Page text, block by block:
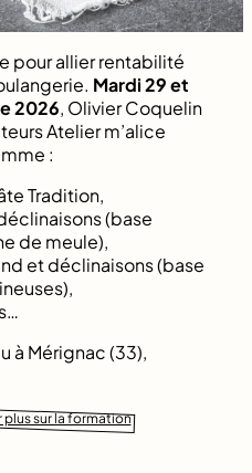
pour allier rentabilité
Mardi 29 et
2026, Olivier Coquelin
Atelier m’alice
:
Tradition,
(base
de meule),
et déclinaisons (base
à Mérignac (33),
plus sur la formation